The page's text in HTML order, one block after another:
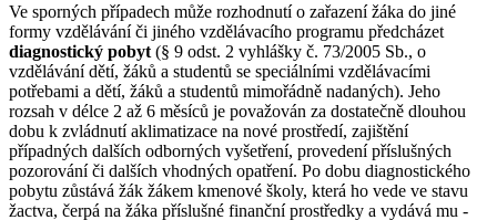
Ve sporných případech může rozhodnutí o zařazení žáka do jiné
formy vzdělávání či jiného vzdělávacího programu předcházet
diagnostický pobyt (§ 9 odst. 2 vyhlášky č. 73/2005 Sb., o
vzdělávání dětí, žáků a studentů se speciálními vzdělávacími
potřebami a dětí, žáků a studentů mimořádně nadaných). Jeho
rozsah v délce 2 až 6 měsíců je považován za dostatečně dlouhou
dobu k zvládnutí aklimatizace na nové prostředí, zajištění
případných dalších odborných vyšetření, provedení příslušných
pozorování či dalších vhodných opatření. Po dobu diagnostického
pobytu zůstává žák žákem kmenové školy, která ho vede ve stavu
žactva, čerpá na žáka příslušné finanční prostředky a vydává mu -